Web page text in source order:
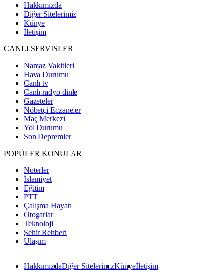
Hakkımızda
Diğer Sitelerimiz
Künye
İletişim
CANLI SERVİSLER
Namaz Vakitleri
Hava Durumu
Canlı tv
Canlı radyo dinle
Gazeteler
Nöbetçi Eczaneler
Maç Merkezi
Yol Durumu
Son Depremler
POPÜLER KONULAR
Noterler
İslamiyet
Eğitim
PTT
Çalışma Hayatı
Otogarlar
Teknoloji
Şehir Rehberi
Ulaşım
HakkımızdaDiğer SitelerimizKünyeİletişim